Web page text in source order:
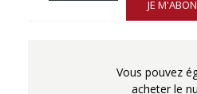
JE
Vous pouvez
acheter le